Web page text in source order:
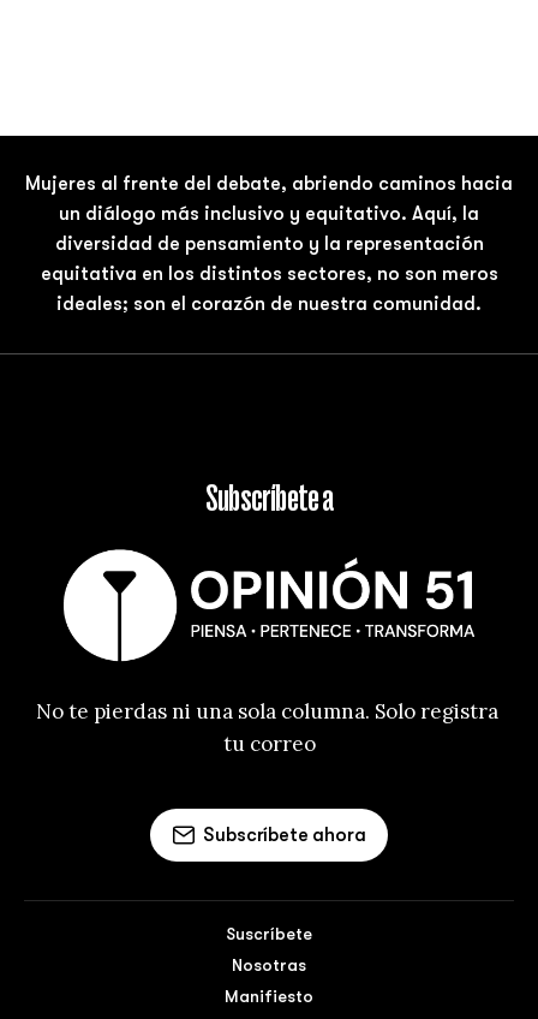
Mujeres al frente del debate, abriendo caminos hacia
un diálogo más inclusivo y equitativo. Aquí, la
diversidad de pensamiento y la representación
equitativa en los distintos sectores, no son meros
ideales; son el corazón de nuestra comunidad.
Subscríbete a
No te pierdas ni una sola columna. Solo registra
tu correo
Subscríbete ahora
Suscríbete
Nosotras
Manifiesto